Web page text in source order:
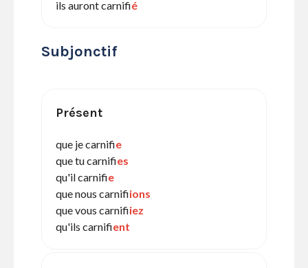
ils auront carnifié
Subjonctif
Présent
que je carnifie
que tu carnifies
qu'il carnifie
que nous carnifiions
que vous carnifiiez
qu'ils carnifient